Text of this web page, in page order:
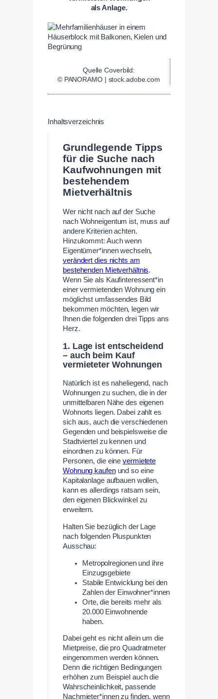
als Anlage.
Quelle Coverbild:
© PANORAMO | stock.adobe.com
Inhaltsverzeichnis
Grundlegende Tipps
für die Suche nach
Kaufwohnungen mit
bestehendem
Mietverhältnis
Wer nicht nach auf der Suche
nach Wohneigentum ist, muss auf
andere Kriterien achten.
Hinzukommt: Auch wenn
Eigentümer*innen wechseln,
verändert dies nichts am
bestehenden Mietverhältnis.
Wenn Sie als Kaufinteressent*in
einer vermietenden Wohnung ein
möglichst umfassendes Bild
bekommen möchten, legen wir
Ihnen die folgenden drei Tipps ans
Herz.
1. Lage ist entscheidend
– auch beim Kauf
vermieteter Wohnungen
Natürlich ist es naheliegend, nach
Wohnungen zu suchen, die in der
unmittelbaren Nähe des eigenen
Wohnorts liegen. Dabei zahlt es
sich aus, auch die verschiedenen
Gegenden und beispielsweise die
Stadtviertel zu kennen und
einordnen zu können. Für
Personen, die einevermietete
Wohnung kaufenund so eine
Kapitalanlage aufbauen wollen,
kann es allerdings ratsam sein,
den eigenen Blickwinkel zu
erweitern.
Halten Sie bezüglich der Lage
nach folgenden Pluspunkten
Ausschau:
Metropolregionen und ihre
Einzugsgebiete
Stabile Entwicklung bei den
Zahlen der Einwohner*innen
Orte, die bereits mehr als
20.000 Einwohnende
haben.
Dabei geht es nicht allein um die
Mietpreise, die pro Quadratmeter
eingenommen werden können.
Denn die richtigen Bedingungen
erhöhen zum Beispiel auch die
Wahrscheinlichkeit, passende
Nachmieter*innen zu finden, wenn